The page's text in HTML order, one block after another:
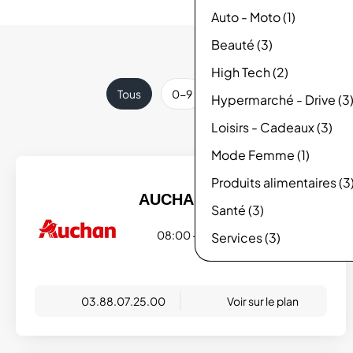
Auto - Moto (1)
Beauté (3)
High Tech (2)
Hypermarché - Drive (3)
Loisirs - Cadeaux (3)
Mode Femme (1)
Produits alimentaires (3)
Santé (3)
Services (3)
Tous 0-9 C-D E-F
AUCHAN
08:00 - 21:00
03.88.07.25.00 Voir sur le plan